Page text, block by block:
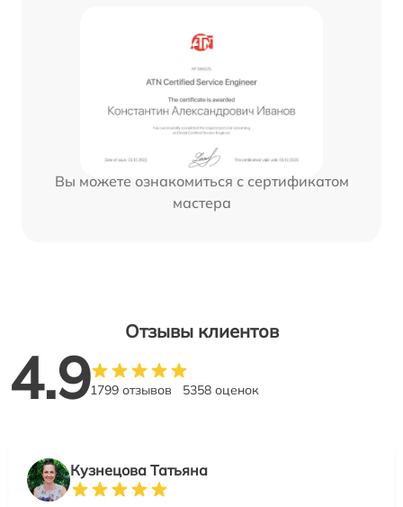
Вы можете ознакомиться с сертификатом
мастера
Отзывы клиентов
4.91799 отзывов 5358 оценок
Кузнецова Татьяна